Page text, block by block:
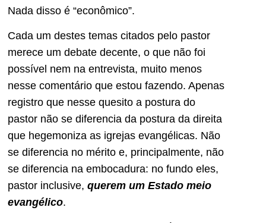
Nada disso é “econômico”.
Cada um destes temas citados pelo pastor
merece um debate decente, o que não foi
possível nem na entrevista, muito menos
nesse comentário que estou fazendo. Apenas
registro que nesse quesito a postura do
pastor não se diferencia da postura da direita
que hegemoniza as igrejas evangélicas. Não
se diferencia no mérito e, principalmente, não
se diferencia na embocadura: no fundo eles,
pastor inclusive, querem um Estado meio
evangélico.